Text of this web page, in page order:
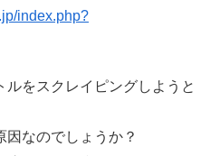
index.php?
をスクレイピングしようと
因なのでしょうか？